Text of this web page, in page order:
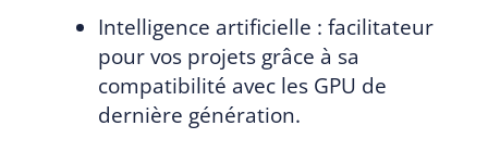
Intelligence artificielle : facilitateur
pour vos projets grâce à sa
compatibilité avec les GPU de
dernière génération.